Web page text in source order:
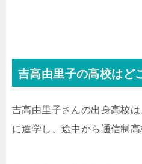
吉高由里子の高校はど
吉高由里子さんの出身高校
に進学し、途中から通信制高